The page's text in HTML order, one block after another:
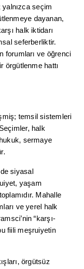
seçim
dayanan,
halk iktidarı
seferberliktir.
forumları ve öğrenci
örgütlenme hattı
temsil sistemleri
halk
sermaye
siyasal
yaşam
Mahalle
ve yerel halk
“karşı-
fiili meşruiyetin
örgütsüz